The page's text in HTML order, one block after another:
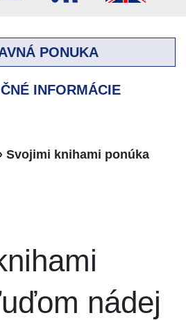
PONUKA
INFORMÁCIE
› Svojimi knihami ponúka
nádej